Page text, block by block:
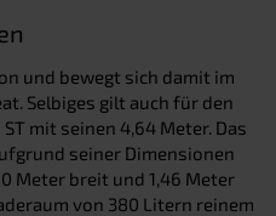
und bewegt sich damit im
Selbiges gilt auch für den
mit seinen 4,64 Meter. Das
seiner Dimensionen
Meter breit und 1,46 Meter
von 380 Litern reinem